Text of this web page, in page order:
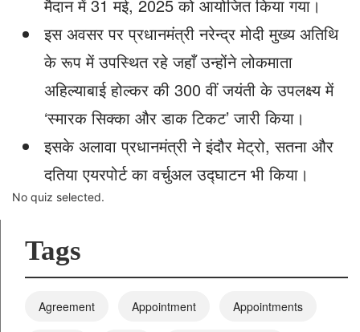
मैदान में 31 मई, 2025 को आयोजित किया गया।
इस अवसर पर प्रधानमंत्री नरेन्द्र मोदी मुख्य अतिथि
के रूप में उपस्थित रहे जहाँ उन्होंने लोकमाता
अहिल्याबाई होल्कर की 300 वीं जयंती के उपलक्ष्य में
‘स्मारक सिक्का और डाक टिकट’ जारी किया।
इसके अलावा प्रधानमंत्री ने इंदौर मेट्रो, सतना और
दतिया एयरपोर्ट का वर्चुअल उद्घाटन भी किया।
No quiz selected.
Tags
Agreement Appointment Appointments